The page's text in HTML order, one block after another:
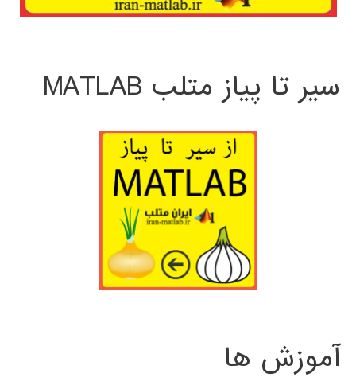
سیر تا پیاز متلب MATLAB
آموزش ها